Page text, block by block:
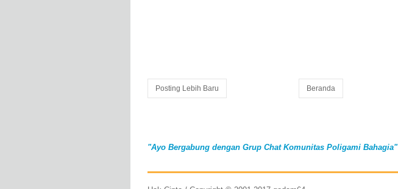
Posting Lebih Baru Beranda
"Ayo Bergabung dengan Grup Chat Komunitas Poligami Bahagia"